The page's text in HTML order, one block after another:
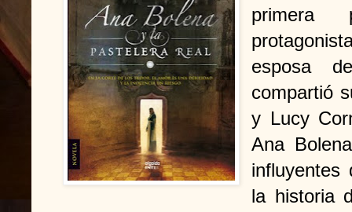
primera
esposa
compartió
y Lucy
Ana
influyentes
la historia